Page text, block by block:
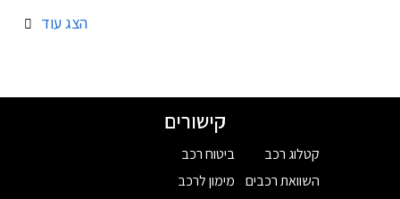
הצג עוד
קישורים
קטלוג רכב
השוואת רכבים
ביטוח רכב
מימון לרכב